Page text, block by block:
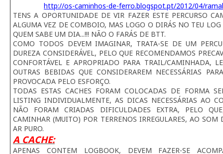
http://os-caminhos-de-ferro.blogspot.pt/2012/04/
TENS A OPORTUNIDADE DE VIR FAZER ESTE PERCURSO
ALGUMA VEZ DE COMBOIO, MAS LOGO O DIRÁS NO TEU LOG
QUEM SABE UM DIA...!!! NÃO O FARÁS DE BTT.
COMO TODOS DEVEM IMAGINAR, TRATA-SE DE UM
DUREZA CONSIDERÁVEL, PELO QUE RECOMENDAMOS
CONFORTÁVEL E APROPRIADO PARA TRAIL/CAMINHADA,
OUTRAS BEBIDAS QUE CONSIDERAREM NECESSÁRIAS
PROVOCADA PELO ESFORÇO.
TODAS ESTAS CACHES FORAM COLOCADAS DE FORMA
LISTING INDIVIDUALMENTE, AS DICAS NECESSÁRIAS AO
NÃO FORAM CRIADAS DIFICULDADES EXTRA, PELO
CAMINHAR (MUITO) POR TERRENOS IRREGULARES, AO
AR PURO.
A CACHE:
APENAS CONTEM LOGBOOK, DEVEM FAZER-SE